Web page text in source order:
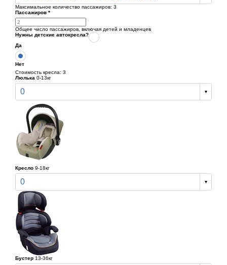
Максимальное количество пассажиров: 3
Пассажиров *
Общее число пассажиров, включая детей и младенцев
Нужны детские автокресла?
Да
Нет
Стоимость кресла: 3
Люлька 0-13кг
0
Кресло 9-18кг
0
Бустер 13-36кг